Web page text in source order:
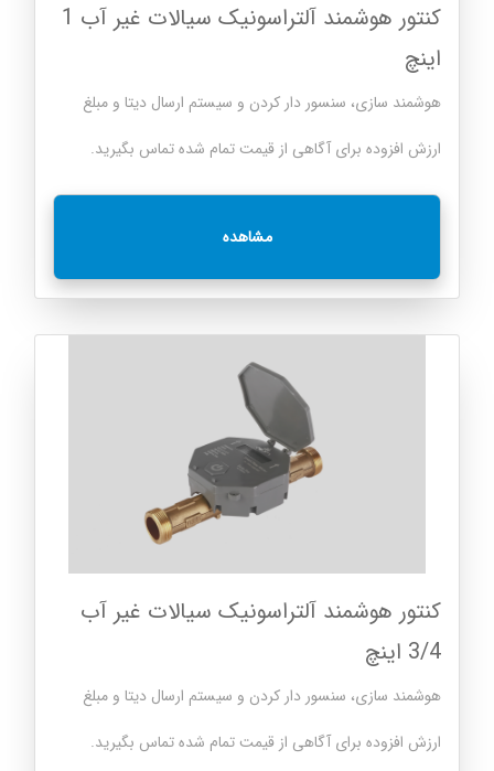
کنتور هوشمند آلتراسونیک سیالات غیر آب 1
اینچ
هوشمند سازی، سنسور دار کردن و سیستم ارسال دیتا و مبلغ
ارزش افزوده برای آگاهی از قیمت تمام شده تماس بگیرید.
مشاهده
کنتور هوشمند آلتراسونیک سیالات غیر آب
3/4 اینچ
هوشمند سازی، سنسور دار کردن و سیستم ارسال دیتا و مبلغ
ارزش افزوده برای آگاهی از قیمت تمام شده تماس بگیرید.